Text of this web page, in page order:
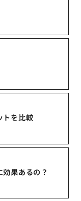
トを比較
果あるの？